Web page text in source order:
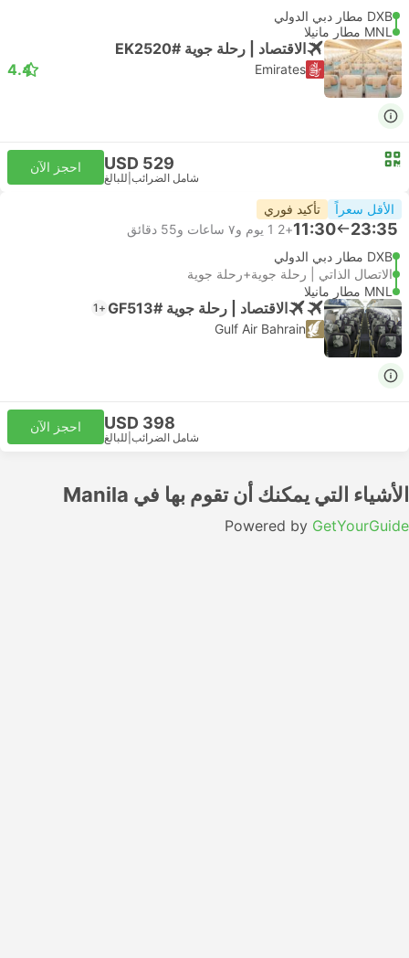
DXB مطار دبي الدولي
MNL مطار مانيلا
الاقتصاد | رحلة جوية #EK2520
Emirates
4.4
USD 529
شامل الضرائب للبالغ
احجز الآن
الأقل سعراً تأكيد فوري
23:35
11:30
+2
1 يوم و٧ ساعات و‫55 دقائق
DXB مطار دبي الدولي
الاتصال الذاتي | رحلة جوية+رحلة جوية
MNL مطار مانيلا
الاقتصاد | رحلة جوية #GF513 +1
Gulf Air Bahrain
USD 398
شامل الضرائب للبالغ
احجز الآن
الأشياء التي يمكنك أن تقوم بها في Manila
Powered by GetYourGuide